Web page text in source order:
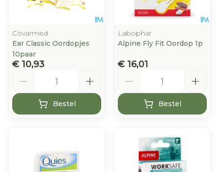
Covarmed
Ear Classic Oordopjes
10paar
€ 10,93
Bestel
Labophar
Alpine Fly Fit Oordop 1p
€ 16,01
Bestel